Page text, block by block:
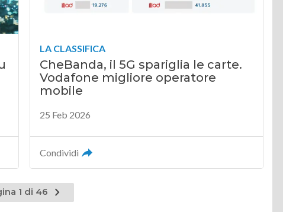
LA CLASSIFICA
CheBanda, il 5G spariglia le carte.
Vodafone migliore operatore
mobile
25 Feb 2026
Condividi
1 di 46
Pagina
successiva